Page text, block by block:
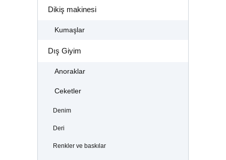
Dikiş makinesi
Kumaşlar
Dış Giyim
Anoraklar
Ceketler
Denim
Deri
Renkler ve baskılar